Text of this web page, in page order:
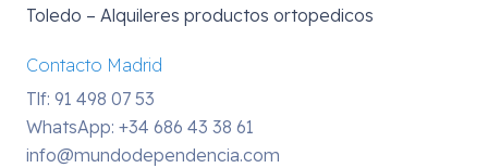
Toledo – Alquileres productos ortopedicos
Contacto Madrid
Tlf: 91 498 07 53
WhatsApp: +34 686 43 38 61
info@mundodependencia.com